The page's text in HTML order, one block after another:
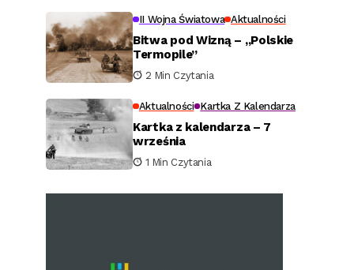
II Wojna Światowa Aktualności
Bitwa pod Wizną – „Polskie
Termopile”
2 Min Czytania
Aktualności Kartka Z Kalendarza
Kartka z kalendarza – 7
września
1 Min Czytania